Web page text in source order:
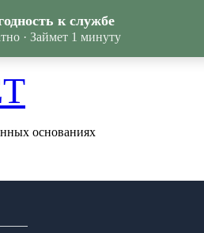
основаниях
к службе
· Займет 1 минуту